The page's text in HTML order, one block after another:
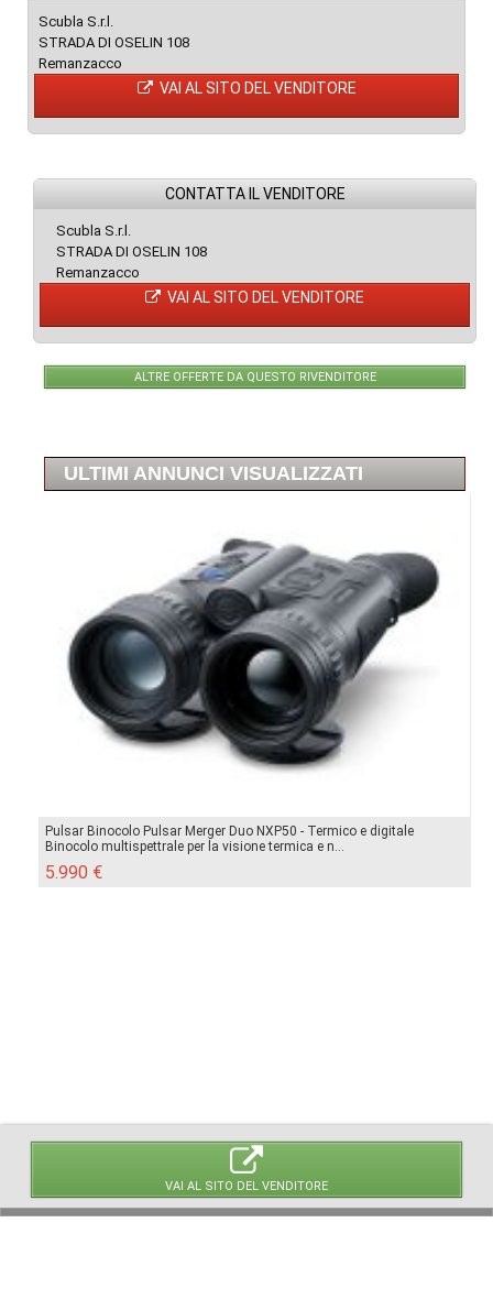
Scubla S.r.l.
STRADA DI OSELIN 108
Remanzacco
VAI AL SITO DEL VENDITORE
VAI AL SITO DEL VENDITORE
CONTATTA IL VENDITORE
Scubla S.r.l.
STRADA DI OSELIN 108
Remanzacco
VAI AL SITO DEL VENDITORE
ALTRE OFFERTE DA QUESTO RIVENDITORE
ULTIMI ANNUNCI VISUALIZZATI
Pulsar Binocolo Pulsar Merger Duo NXP50 - Termico e digitale
Binocolo multispettrale per la visione termica e n...
5.990 €